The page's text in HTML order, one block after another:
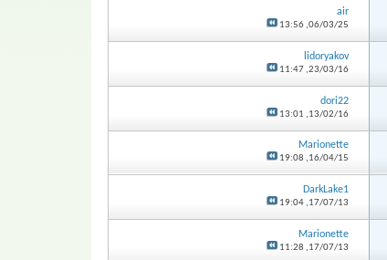
air
06/03/25,
13:56
lidoryakov
23/03/16,
11:47
dori22
13/02/16,
13:01
Marionette
16/04/15,
19:08
DarkLake1
17/07/13,
19:04
Marionette
17/07/13,
11:28